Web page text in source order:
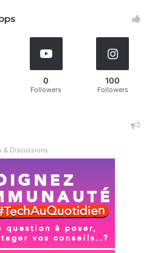
pour les abonnés au forfait
94 millions
Ces initiatives visent à
de la plateforme.
dans la série « L’Éternaute »
l’industrie du divertissement.
comme un outil au
0
Followers
100
Followers
& Discussions